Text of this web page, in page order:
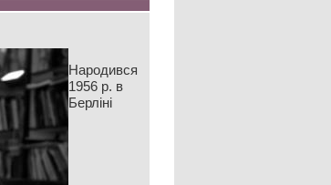
Народився
1956 р. в
Берліні